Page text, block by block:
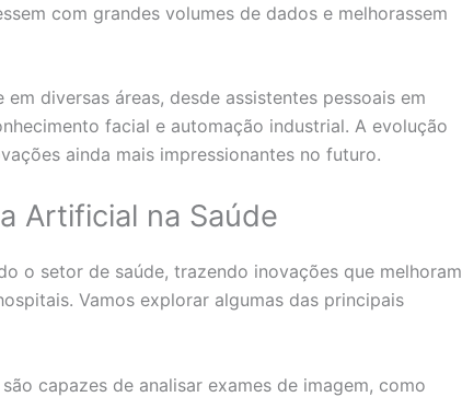
com grandes volumes de dados e melhorassem
diversas áreas, desde assistentes pessoais em
facial e automação industrial. A evolução
ainda mais impressionantes no futuro.
Artificial na Saúde
o setor de saúde, trazendo inovações que melhoram
Vamos explorar algumas das principais
capazes de analisar exames de imagem, como